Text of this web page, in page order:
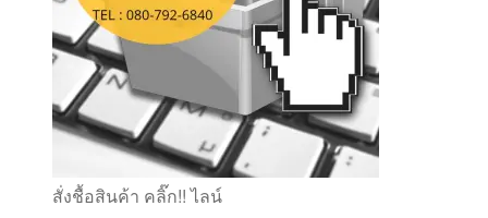
สั่งชื้อสินค้า คลิ๊ก!! ไลน์